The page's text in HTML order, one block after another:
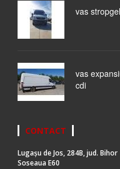
vas
vas
cdi
CONTACT
Lugașu de Jos, 284B, jud. Bihor
Soseaua E60